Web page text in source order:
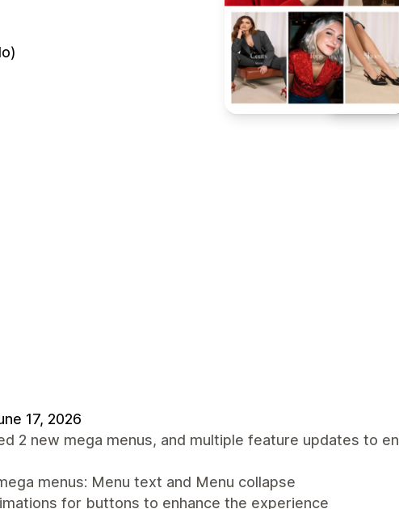
17, 2026
2 new mega menus, and multiple feature updates to
menus: Menu text and Menu collapse
for buttons to enhance the experience